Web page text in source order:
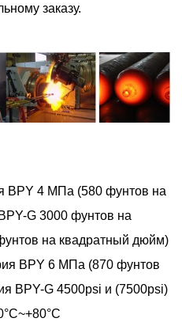
заказу.
BPY 4 МПа (580 фунтов на
G 3000 фунтов на
на квадратный дюйм)
BPY 6 МПа (870 фунтов
BPY-G 4500psi и (7500psi)